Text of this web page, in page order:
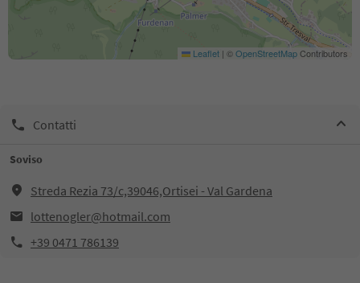
Leaflet | ©OpenStreetMapContributors
Contatti
Soviso
Streda Rezia 73/c,39046,Ortisei - Val Gardena
lottenogler@hotmail.com
+39 0471 786139